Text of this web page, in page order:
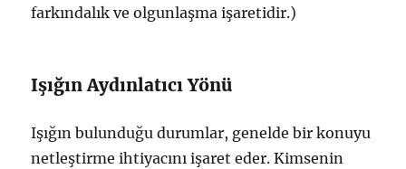
farkındalık ve olgunlaşma işaretidir.)
Işığın Aydınlatıcı Yönü
Işığın bulunduğu durumlar, genelde bir konuyu
netleştirme ihtiyacını işaret eder. Kimsenin